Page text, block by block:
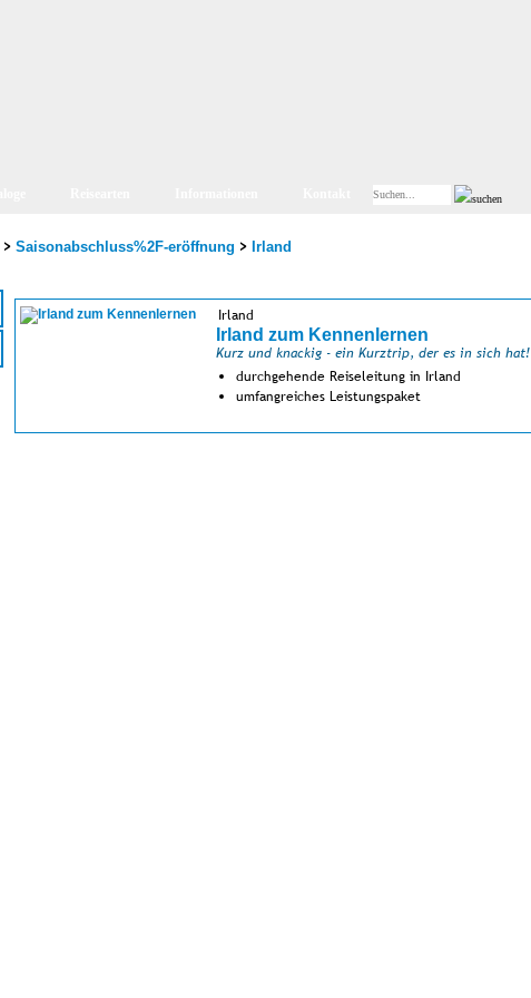
> Saisonabschluss%2F-eröffnung > Irland
Irland
Irland zum Kennenlernen
Kurz und knackig - ein Kurztrip, der es in sich hat!
durchgehende Reiseleitung in Irland
umfangreiches Leistungspaket